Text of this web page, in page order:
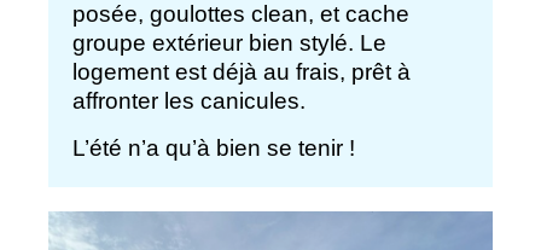
posée, goulottes clean, et cache
groupe extérieur bien stylé. Le
logement est déjà au frais, prêt à
affronter les canicules.
L’été n’a qu’à bien se tenir !